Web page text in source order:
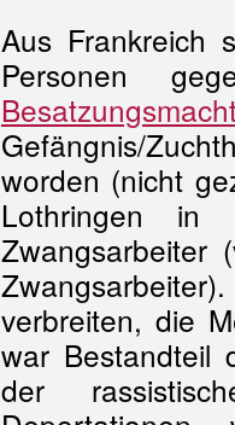
Aus Frankreich
Personen
Gefängnis/
worden (nicht
Lothringen in
Zwangsarbeiter
verbreiten, die
war Bestandteil
der